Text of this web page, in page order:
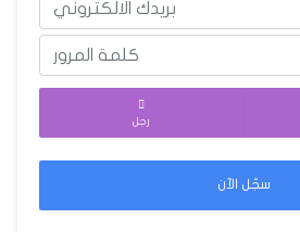
رجل
سجّل الآن